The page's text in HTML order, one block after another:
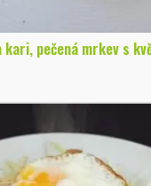
kari, pečená mrkev s